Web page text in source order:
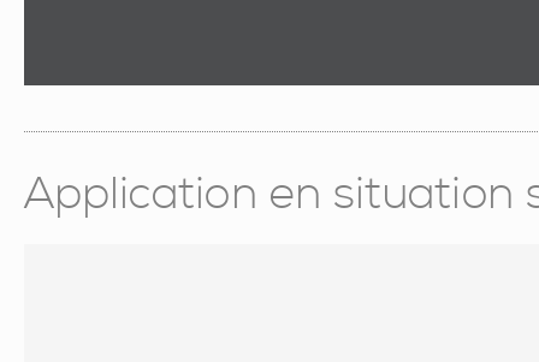
Application en